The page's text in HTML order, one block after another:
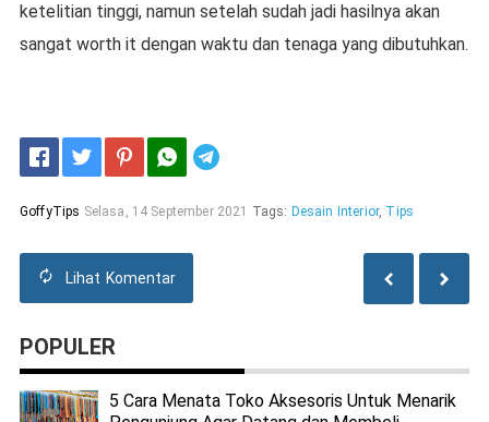
ketelitian tinggi, namun setelah sudah jadi hasilnya akan
sangat worth it dengan waktu dan tenaga yang dibutuhkan.
GoffyTips Selasa, 14 September 2021 Tags: Desain Interior, Tips
Lihat Komentar
POPULER
5 Cara Menata Toko Aksesoris Untuk Menarik